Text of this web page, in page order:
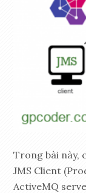
Trong bài này,
JMS Client
ActiveMQ